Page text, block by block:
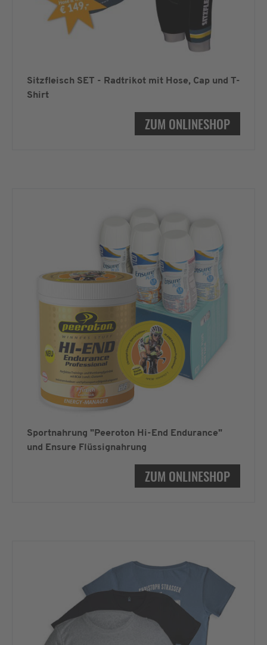
Sitzfleisch SET - Radtrikot mit Hose, Cap und T-
Shirt
ZUM ONLINESHOP
Sportnahrung "Peeroton Hi-End Endurance"
und Ensure Flüssignahrung
ZUM ONLINESHOP